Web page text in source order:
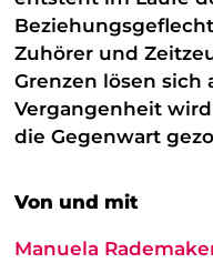
Zuhörer und
Grenzen lösen sich
Vergangenheit
die Gegenwart
Von und mit
Manuela